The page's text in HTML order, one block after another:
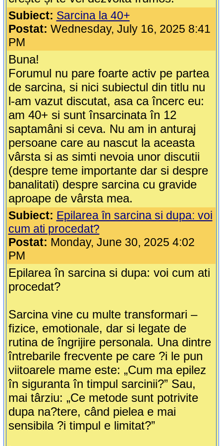
Subiect: Sarcina la 40+
Postat: Wednesday, July 16, 2025 8:41
PM
Buna!
Forumul nu pare foarte activ pe partea
de sarcina, si nici subiectul din titlu nu
l-am vazut discutat, asa ca încerc eu:
am 40+ si sunt însarcinata în 12
saptamâni si ceva. Nu am in anturaj
persoane care au nascut la aceasta
vârsta si as simti nevoia unor discutii
(despre teme importante dar si despre
banalitati) despre sarcina cu gravide
aproape de vârsta mea.
Subiect: Epilarea în sarcina si dupa: voi
cum ati procedat?
Postat: Monday, June 30, 2025 4:02
PM
Epilarea în sarcina si dupa: voi cum ati
procedat?
Sarcina vine cu multe transformari –
fizice, emotionale, dar si legate de
rutina de îngrijire personala. Una dintre
întrebarile frecvente pe care ?i le pun
viitoarele mame este: „Cum ma epilez
în siguranta în timpul sarcinii?” Sau,
mai târziu: „Ce metode sunt potrivite
dupa na?tere, când pielea e mai
sensibila ?i timpul e limitat?”